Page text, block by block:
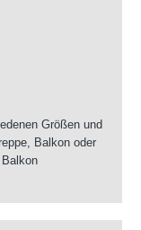
Größen und
Balkon oder